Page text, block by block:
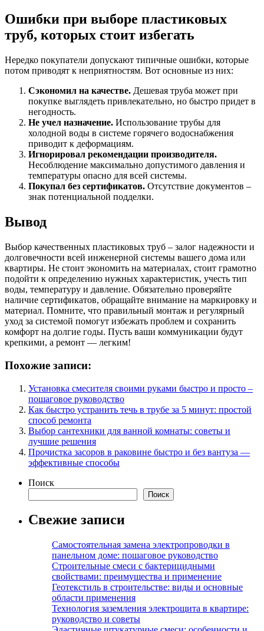
Ошибки при выборе пластиковых
труб, которых стоит избегать
Нередко покупатели допускают типичные ошибки, которые
потом приводят к неприятностям. Вот основные из них:
Сэкономил на качестве. Дешевая труба может при
покупке выглядеть привлекательно, но быстро придет в
негодность.
Не учел назначение. Использование трубы для
холодной воды в системе горячего водоснабжения
приводит к деформациям.
Игнорировал рекомендации производителя.
Несоблюдение максимально допустимого давления и
температуры опасно для всей системы.
Покупал без сертификатов. Отсутствие документов –
знак потенциальной подделки.
Вывод
Выбор качественных пластиковых труб – залог надежности и
долговечности всей инженерной системы вашего дома или
квартиры. Не стоит экономить на материалах, стоит грамотно
подойти к определению нужных характеристик, учесть тип
воды, температуру и давление. Обязательно проверяйте
наличие сертификатов, обращайте внимание на маркировку и
материал. Помните, что правильный монтаж и регулярный
уход за системой помогут избежать проблем и сохранить
комфорт на долгие годы. Пусть ваши коммуникации будут
крепкими, а ремонт — легким!
Похожие записи:
Установка смесителя своими руками быстро и просто –
пошаговое руководство
Как быстро устранить течь в трубе за 5 минут: простой
способ ремонта
Выбор сантехники для ванной комнаты: советы и
лучшие решения
Прочистка засоров в раковине быстро и без вантуза —
эффективные способы
Поиск
Поиск
Свежие записи
Самостоятельная замена электропроводки в
панельном доме: пошаговое руководство
Строительные смеси с бактерицидными
свойствами: преимущества и применение
Геотекстиль в строительстве: виды и основные
области применения
Технология заземления электрощита в квартире:
руководство и советы